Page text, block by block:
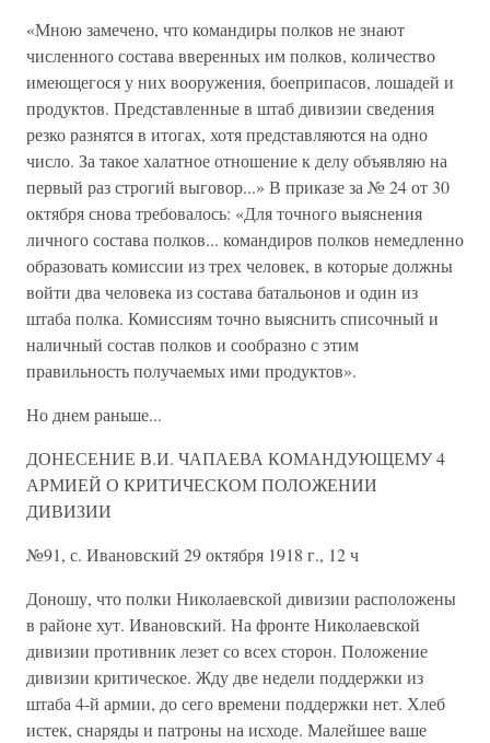
«Мною замечено, что командиры полков не знают
численного состава вверенных им полков, количество
имеющегося у них вооружения, боеприпасов, лошадей и
продуктов. Представленные в штаб дивизии сведения
резко разнятся в итогах, хотя представляются на одно
число. За такое халатное отношение к делу объявляю на
первый раз строгий выговор...» В приказе за № 24 от 30
октября снова требовалось: «Для точного выяснения
личного состава полков... командиров полков немедленно
образовать комиссии из трех человек, в которые должны
войти два человека из состава батальонов и один из
штаба полка. Комиссиям точно выяснить списочный и
наличный состав полков и сообразно с этим
правильность получаемых ими продуктов».
Но днем раньше...
ДОНЕСЕНИЕ В.И. ЧАПАЕВА КОМАНДУЮЩЕМУ 4
АРМИЕЙ О КРИТИЧЕСКОМ ПОЛОЖЕНИИ
ДИВИЗИИ
№91, с. Ивановский 29 октября 1918 г., 12 ч
Доношу, что полки Николаевской дивизии расположены
в районе хут. Ивановский. На фронте Николаевской
дивизии противник лезет со всех сторон. Положение
дивизии критическое. Жду две недели поддержки из
штаба 4-й армии, до сего времени поддержки нет. Хлеб
истек, снаряды и патроны на исходе. Малейшее ваше